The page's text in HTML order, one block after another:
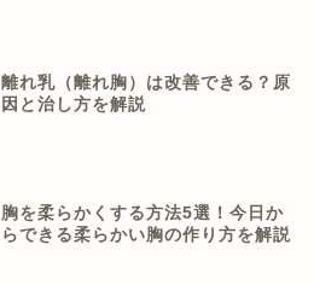
離れ乳（離れ胸）は改善できる？原
因と治し方を解説
胸を柔らかくする方法5選！今日か
らできる柔らかい胸の作り方を解説